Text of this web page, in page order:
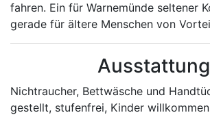
fahren. Ein für Warnemünde seltener
gerade für ältere Menschen von
Ausstattung
Nichtraucher, Bettwäsche und
gestellt, stufenfrei, Kinder